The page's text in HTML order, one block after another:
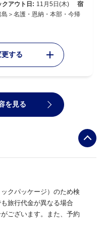
クアウト日: 11月5日(木)
宿
＞名護・恩納・本部・今帰
する
を見る
クパッケージ）のため検
旅行代金が異なる場合
ございます。また、予約